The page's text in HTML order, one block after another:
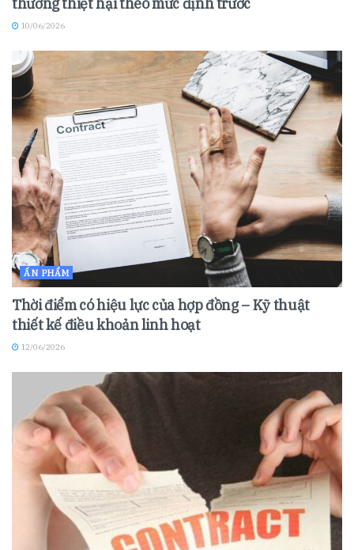
thường thiệt hại theo mức định trước
10/06/2026
ẤN PHẨM
Thời điểm có hiệu lực của hợp đồng – Kỹ thuật
thiết kế điều khoản linh hoạt
12/06/2026